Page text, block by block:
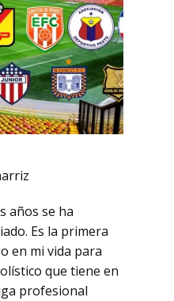
años se ha
Es la primera
en mi vida para
que tiene en
profesional